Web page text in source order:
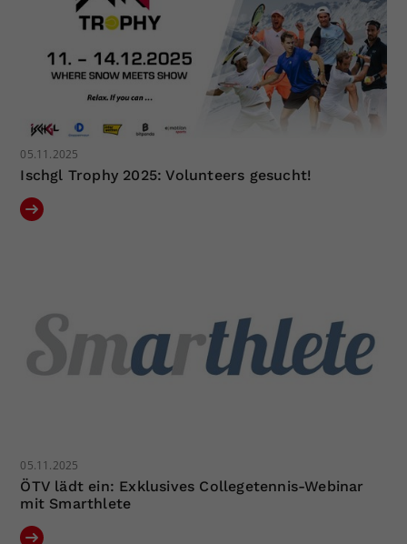
05.11.2025
Ischgl Trophy 2025: Volunteers gesucht!
05.11.2025
ÖTV lädt ein: Exklusives Collegetennis-Webinar
mit Smarthlete